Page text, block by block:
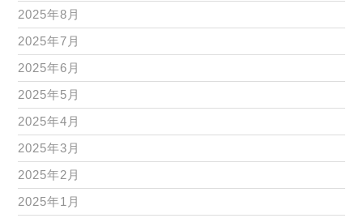
2025年8月
2025年7月
2025年6月
2025年5月
2025年4月
2025年3月
2025年2月
2025年1月